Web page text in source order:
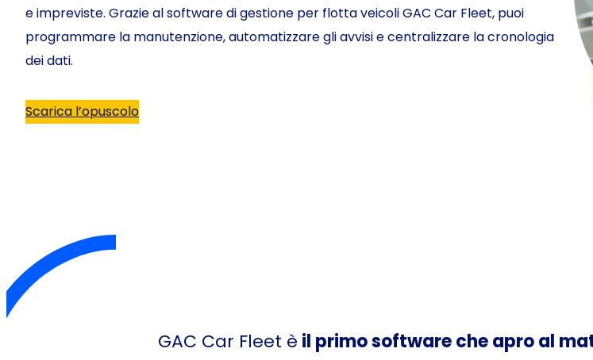
e impreviste. Grazie al software di gestione per flotta veicoli GAC Car Fleet, puoi
programmare la manutenzione, automatizzare gli avvisi e centralizzare la cronologia
dei dati.
Scarica l’opuscolo
GAC Car Fleet è il primo software che apro al